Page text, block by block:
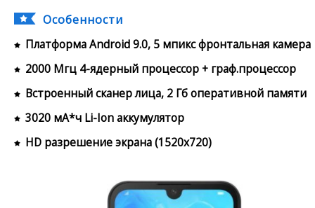
Особенности
Платформа Android 9.0, 5 мпикс фронтальная камера
2000 Мгц 4-ядерный процессор + граф.процессор
Встроенный сканер лица, 2 Гб оперативной памяти
3020 мА*ч Li-Ion аккумулятор
HD разрешение экрана (1520x720)